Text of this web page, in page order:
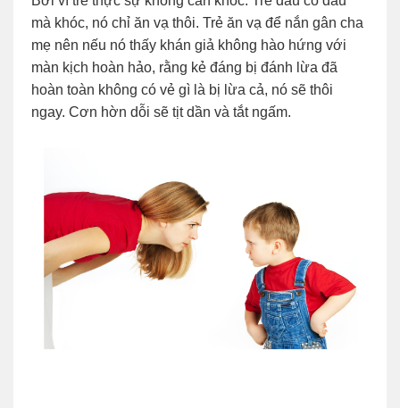
mà khóc, nó chỉ ăn vạ thôi. Trẻ ăn vạ để nắn gân cha
mẹ nên nếu nó thấy khán giả không hào hứng với
màn kịch hoàn hảo, rằng kẻ đáng bị đánh lừa đã
hoàn toàn không có vẻ gì là bị lừa cả, nó sẽ thôi
ngay. Cơn hờn dỗi sẽ tịt dần và tắt ngấm.